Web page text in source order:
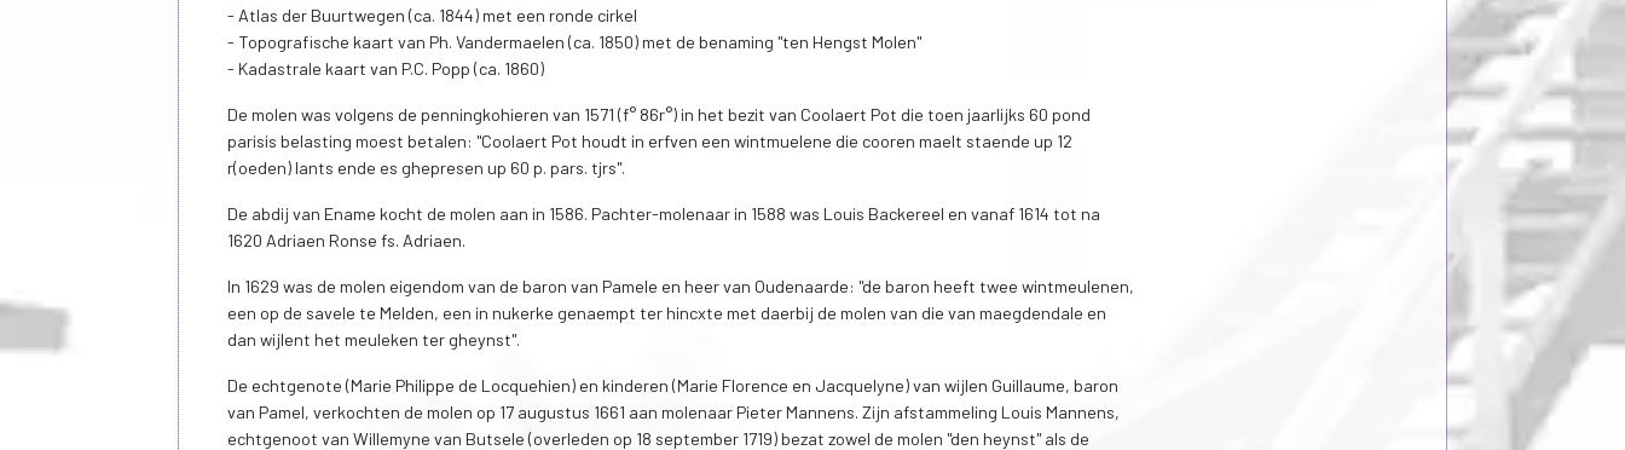
- Atlas der Buurtwegen (ca. 1844) met een ronde cirkel
- Topografische kaart van Ph. Vandermaelen (ca. 1850) met de benaming "ten Hengst Molen"
- Kadastrale kaart van P.C. Popp (ca. 1860)
De molen was volgens de penningkohieren van 1571 (f° 86r°) in het bezit van Coolaert Pot die toen jaarlijks 60 pond
parisis belasting moest betalen: "Coolaert Pot houdt in erfven een wintmuelene die cooren maelt staende up 12
r(oeden) lants ende es ghepresen up 60 p. pars. tjrs".
De abdij van Ename kocht de molen aan in 1586. Pachter-molenaar in 1588 was Louis Backereel en vanaf 1614 tot na
1620 Adriaen Ronse fs. Adriaen.
In 1629 was de molen eigendom van de baron van Pamele en heer van Oudenaarde: "de baron heeft twee wintmeulenen,
een op de savele te Melden, een in nukerke genaempt ter hincxte met daerbij de molen van die van maegdendale en
dan wijlent het meuleken ter gheynst".
De echtgenote (Marie Philippe de Locquehien) en kinderen (Marie Florence en Jacquelyne) van wijlen Guillaume, baron
van Pamel, verkochten de molen op 17 augustus 1661 aan molenaar Pieter Mannens. Zijn afstammeling Louis Mannens,
echtgenoot van Willemyne van Butsele (overleden op 18 september 1719) bezat zowel de molen "den heynst" als de